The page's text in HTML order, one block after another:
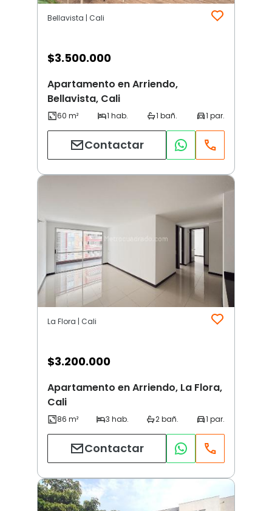
Bellavista | Cali
$3.500.000
Apartamento en Arriendo,
Bellavista, Cali
Contactar
La Flora | Cali
$3.200.000
Apartamento en Arriendo, La Flora,
Cali
Contactar